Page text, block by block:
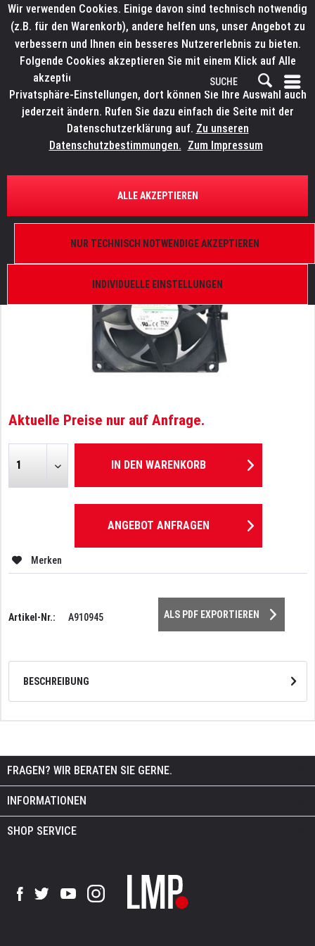
ÜBERSICHT ERSATZTEILE
ELATION 9900015910
Aktuelle Preise nur auf Anfrage.
IN DEN WARENKORB
ANGEBOT ANFRAGEN
Merken
Artikel-Nr.: A910945 ALS PDF EXPORTIEREN
BESCHREIBUNG
FRAGEN? WIR BERATEN SIE GERNE.
INFORMATIONEN
SHOP SERVICE
Wir verwenden Cookies. Einige davon sind technisch notwendig
(z.B. für den Warenkorb), andere helfen uns, unser Angebot zu
verbessern und Ihnen ein besseres Nutzererlebnis zu bieten.
Folgende Cookies akzeptieren Sie mit einem Klick auf Alle
akzeptieren. Weitere Informationen finden Sie in den
Privatsphäre-Einstellungen, dort können Sie Ihre Auswahl auch
jederzeit ändern. Rufen Sie dazu einfach die Seite mit der
Datenschutzerklärung auf. Zu unseren
Datenschutzbestimmungen. Zum Impressum
INDIVIDUELLE EINSTELLUNGEN
NUR TECHNISCH NOTWENDIGE AKZEPTIEREN
ALLE AKZEPTIEREN